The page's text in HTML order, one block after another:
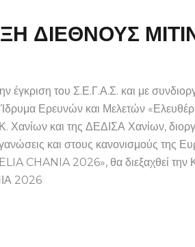
ΔΙΕΘΝΟΥΣ
έγκριση του Σ.Ε.Γ.Α.Σ. και με
Ερευνών και Μελετών
και της ΔΕΔΙΣΑ Χανίων,
και στους κανονισμούς της
CHANIA 2026», θα διεξαχθεί την
2026